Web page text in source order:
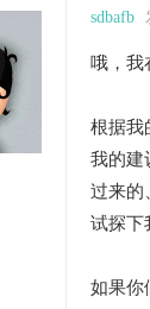
sdbafb
哦，
根据我
我的建
过来的
试探下
如果你